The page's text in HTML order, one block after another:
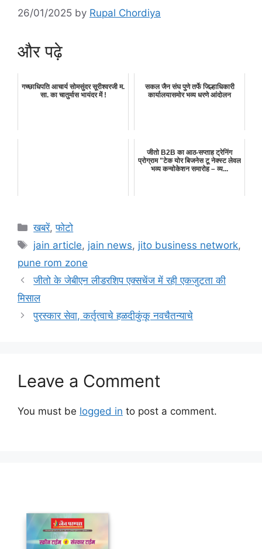
26/01/2025 by Rupal Chordiya
और पढ़े
गच्छाधिपति आचार्य सोमसुंदर सूरीश्वरजी म.
सा. का चातुर्मास भायंदर में !
सकल जैन संघ पुणे तर्फे जिल्हाधिकारी
कार्यालयासमोर भव्य धरणे आंदोलन
जीतो B2B का आठ-सप्ताह ट्रेनिंग
प्रोग्राम "टेक योर बिजनेस टू नेक्स्ट लेवल
भव्य कन्वोकेशन समारोह – व्य...
Categories
खबरें,फोटो
Tags
jain article, jain news, jito business network,
pune rom zone
जीतो के जेबीएन लीडरशिप एक्सचेंज में रही एकजुटता की
मिसाल
पुरस्कार सेवा, कर्तृत्वाचे हळदीकुंकू नवचैतन्याचे
Leave a Comment
You must be logged in to post a comment.